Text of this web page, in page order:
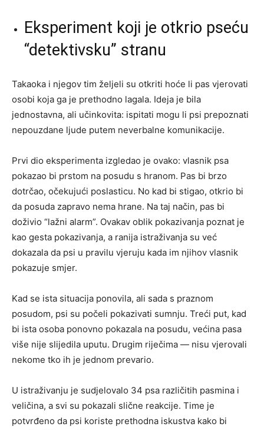
Eksperiment koji je otkrio pseću
“detektivsku” stranu
Takaoka i njegov tim željeli su otkriti hoće li pas vjerovati
osobi koja ga je prethodno lagala. Ideja je bila
jednostavna, ali učinkovita: ispitati mogu li psi prepoznati
nepouzdane ljude putem neverbalne komunikacije.
Prvi dio eksperimenta izgledao je ovako: vlasnik psa
pokazao bi prstom na posudu s hranom. Pas bi brzo
dotrčao, očekujući poslasticu. No kad bi stigao, otkrio bi
da posuda zapravo nema hrane. Na taj način, pas bi
doživio “lažni alarm”. Ovakav oblik pokazivanja poznat je
kao gesta pokazivanja, a ranija istraživanja su već
dokazala da psi u pravilu vjeruju kada im njihov vlasnik
pokazuje smjer.
Kad se ista situacija ponovila, ali sada s praznom
posudom, psi su počeli pokazivati sumnju. Treći put, kad
bi ista osoba ponovno pokazala na posudu, većina pasa
više nije slijedila uputu. Drugim riječima — nisu vjerovali
nekome tko ih je jednom prevario.
U istraživanju je sudjelovalo 34 psa različitih pasmina i
veličina, a svi su pokazali slične reakcije. Time je
potvrđeno da psi koriste prethodna iskustva kako bi